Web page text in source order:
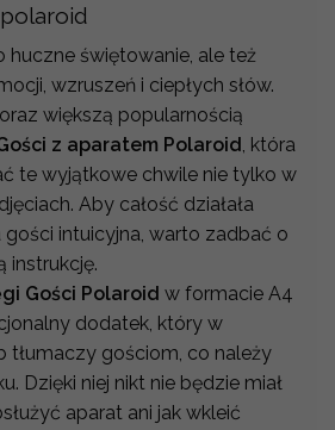
huczne świętowanie, ale też
wzruszeń i ciepłych słów.
większą popularnością
z aparatem Polaroid, która
te wyjątkowe chwile nie tylko w
Aby całość działała
gości intuicyjna, warto zadbać o
instrukcję.
Gości Polaroid w formacie A4
dodatek, który w
tłumaczy gościom, co należy
Dzięki niej nikt nie będzie miał
aparat ani jak wkleić